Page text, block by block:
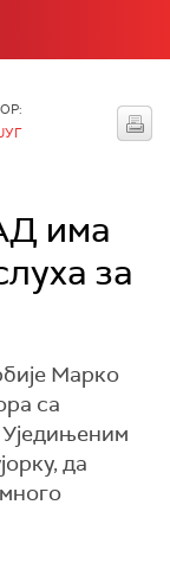
има
за
Марко
са
да